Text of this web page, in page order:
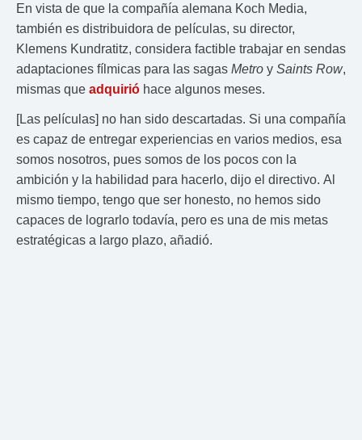
En vista de que la compañía alemana Koch Media,
también es distribuidora de películas, su director,
Klemens Kundratitz, considera factible trabajar en sendas
adaptaciones fílmicas para las sagas Metro y Saints Row,
mismas que adquirió hace algunos meses.
[Las películas] no han sido descartadas. Si una compañía
es capaz de entregar experiencias en varios medios, esa
somos nosotros, pues somos de los pocos con la
ambición y la habilidad para hacerlo, dijo el directivo. Al
mismo tiempo, tengo que ser honesto, no hemos sido
capaces de lograrlo todavía, pero es una de mis metas
estratégicas a largo plazo, añadió.